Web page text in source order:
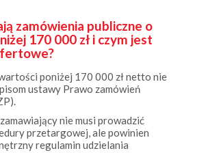
170 000 zł i czym jest
poniżej 170 000 zł netto nie
ustawy Prawo zamówień
nie musi prowadzić
przetargowej, ale powinien
regulamin udzielania